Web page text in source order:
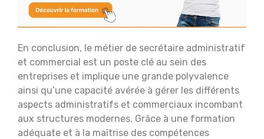
En conclusion, le métier de secrétaire administratif
et commercial est un poste clé au sein des
entreprises et implique une grande polyvalence
ainsi qu’une capacité avérée à gérer les différents
aspects administratifs et commerciaux incombant
aux structures modernes. Grâce à une formation
adéquate et à la maîtrise des compétences